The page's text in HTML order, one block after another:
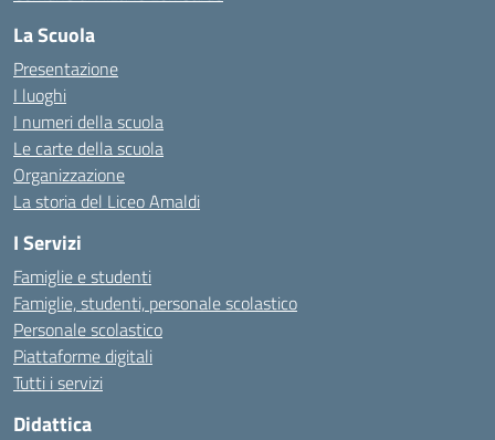
La Scuola
Presentazione
I luoghi
I numeri della scuola
Le carte della scuola
Organizzazione
La storia del Liceo Amaldi
I Servizi
Famiglie e studenti
Famiglie, studenti, personale scolastico
Personale scolastico
Piattaforme digitali
Tutti i servizi
Didattica